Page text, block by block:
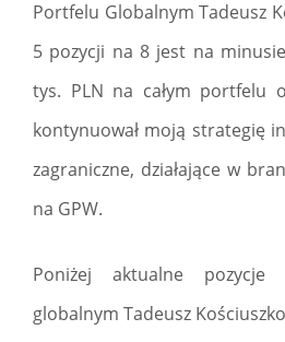
Portfelu Globalnym Tadeusz
5 pozycji na 8 jest na
tys. PLN na całym portfelu
kontynuował moją strategię
zagraniczne, działające w
na GPW.
Poniżej aktualne
globalnym Tadeusz